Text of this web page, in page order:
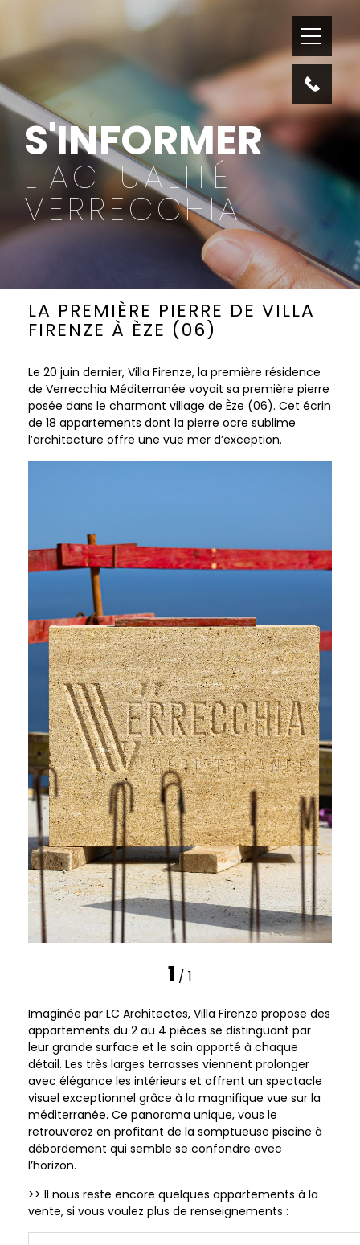
S'INFORMER
L'ACTUALITÉ
VERRECCHIA
LA PREMIÈRE PIERRE DE VILLA
FIRENZE À ÈZE (06)
Le 20 juin dernier, Villa Firenze, la première résidence
de Verrecchia Méditerranée voyait sa première pierre
posée dans le charmant village de Èze (06). Cet écrin
de 18 appartements dont la pierre ocre sublime
l’architecture offre une vue mer d’exception.
1 / 1
Imaginée par LC Architectes, Villa Firenze propose des
appartements du 2 au 4 pièces se distinguant par
leur grande surface et le soin apporté à chaque
détail. Les très larges terrasses viennent prolonger
avec élégance les intérieurs et offrent un spectacle
visuel exceptionnel grâce à la magnifique vue sur la
méditerranée. Ce panorama unique, vous le
retrouverez en profitant de la somptueuse piscine à
débordement qui semble se confondre avec
l’horizon.
>> Il nous reste encore quelques appartements à la
vente, si vous voulez plus de renseignements :